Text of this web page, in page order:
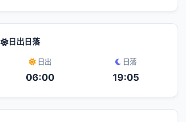
日出日落
日出
06:00
日落
19:05